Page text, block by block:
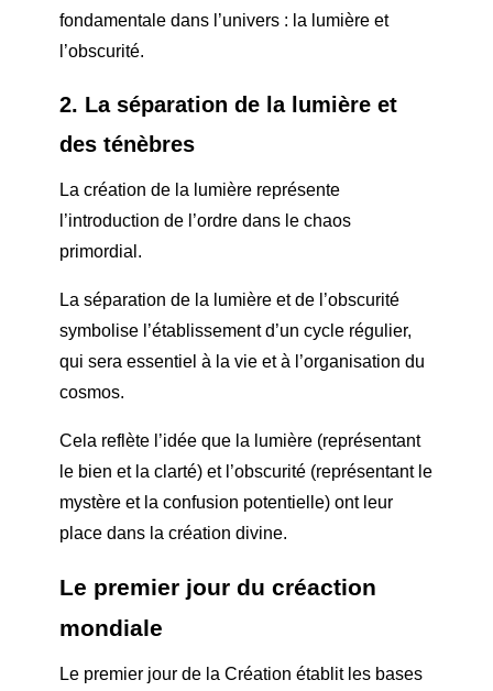
fondamentale dans l’univers : la lumière et
l’obscurité.
2. La séparation de la lumière et
des ténèbres
La création de la lumière représente
l’introduction de l’ordre dans le chaos
primordial.
La séparation de la lumière et de l’obscurité
symbolise l’établissement d’un cycle régulier,
qui sera essentiel à la vie et à l’organisation du
cosmos.
Cela reflète l’idée que la lumière (représentant
le bien et la clarté) et l’obscurité (représentant le
mystère et la confusion potentielle) ont leur
place dans la création divine.
Le premier jour du créaction
mondiale
Le premier jour de la Création établit les bases